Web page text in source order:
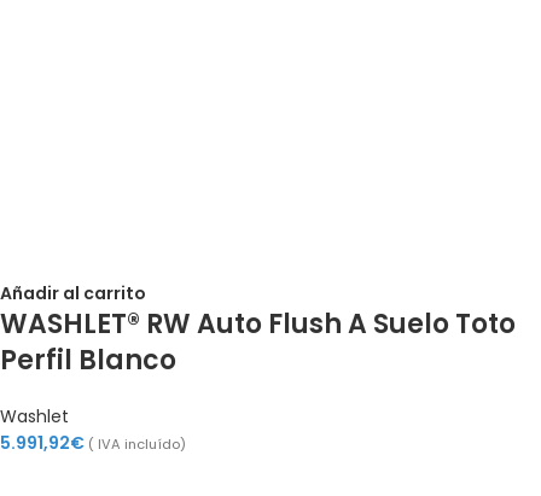
Añadir al carrito
WASHLET® RW Auto Flush A Suelo Toto
Perfil Blanco
Washlet
5.991,92€ ( IVA incluído)